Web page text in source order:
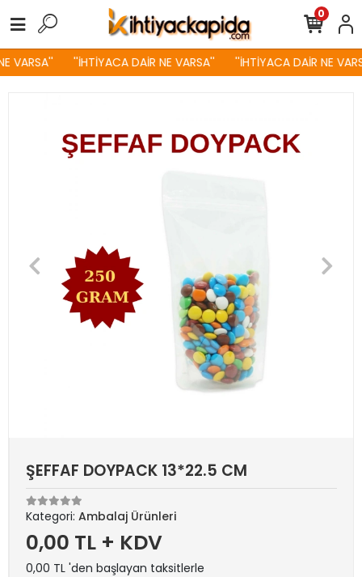
VARSA'' ''İHTİYACA DAİR NE VARSA'' ''İHTİYACA DAİR NE
0
ŞEFFAF DOYPACK 13*22.5 CM
Kategori: Ambalaj Ürünleri
0,00 TL + KDV
0,00 TL 'den başlayan taksitlerle